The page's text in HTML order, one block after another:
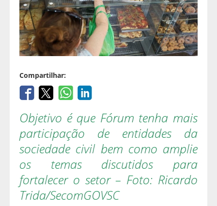
Compartilhar:
Objetivo é que Fórum tenha mais
participação de entidades da
sociedade civil bem como amplie
os temas discutidos para
fortalecer o setor – Foto: Ricardo
Trida/SecomGOVSC